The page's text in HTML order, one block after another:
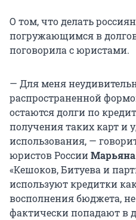
О том, что делать
погружающимся в
поговорила с юристами.
— Для меня
распространенной
остаются долги по
получения таких карт и
использования, —
юристов России
«Кешоков, Битуева и
используют кредитки
восполнения бюджета, не
фактически попадают в